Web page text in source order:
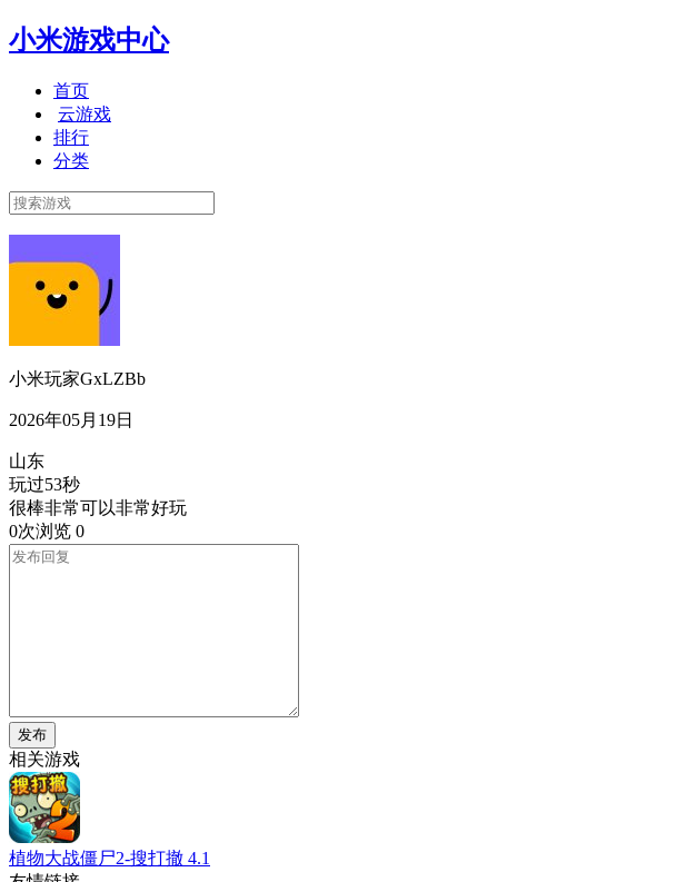
小米游戏中心
首页
云游戏
排行
分类
小米玩家GxLZBb
2026年05月19日
山东
玩过53秒
很棒非常可以非常好玩
0次浏览 0
发布
相关游戏
植物大战僵尸2-搜打撤 4.1